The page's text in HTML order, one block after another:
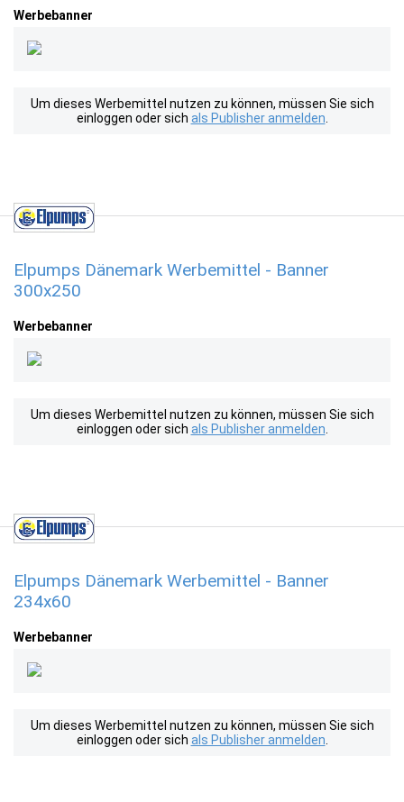
Werbebanner
Um dieses Werbemittel nutzen zu können, müssen Sie sich
einloggen oder sich als Publisher anmelden
Elpumps Dänemark Werbemittel - Banner
300x250
Werbebanner
Um dieses Werbemittel nutzen zu können, müssen Sie sich
einloggen oder sich als Publisher anmelden
Elpumps Dänemark Werbemittel - Banner
234x60
Werbebanner
Um dieses Werbemittel nutzen zu können, müssen Sie sich
einloggen oder sich als Publisher anmelden